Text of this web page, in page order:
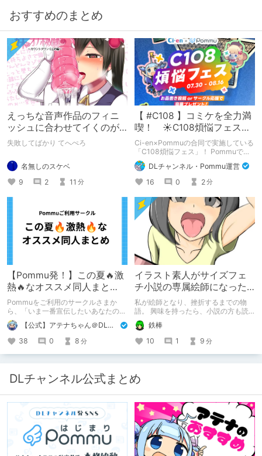
た。 雨音・耳かき・耳舐め・声の組
み合わせがうまいこと料理されている
おすすめのまとめ
えっちな音声作品のフィニ
ッシュに合わせてイくのが
下手すぎる【失敗した話】
失敗してばかり てへぺろ
名無しのスケベ
9
2 11 分
【 #C108 】コミケを全力満
喫！ ☀C108煩悩フェス☀
Pommu版のご案内
Ci-en×Pommuの合同で実施している
「C108煩悩フェス」！ Pommuでの
参加方法について、改めてこちらでも
ご案内いたします！
DLチャンネル・Pommu運営
16
0 2分
【Pommu発！】この夏🔥激
熱🔥なオススメ同人まと
め！ その1
Pommuをご利用のサークルさまか
ら、「いま一番宣伝したいあなたの
DLsite作品」を募りました！ この夏
🔥激熱🔥な作品ばかり！あなたがまだ
出会っていない、運命の作品が見つか
るかも！
【公式】アテナちゃん＠DLチャンネル
38
0 8 分
イラスト素人がサイズフェ
チ小説の専属絵師になった
お話
私が絵師となり、挫折するまでの物
語。 興味を持ったら、小説の方も読
んで欲しいなって感じ 私の絵を使っ
てくれてる小説書きさんのページＵＲ
Ｌ
https://www.pixiv.net/users/341489
73/novels?p=1
鉄棒
10
1 9 分
DLチャンネル公式まとめ